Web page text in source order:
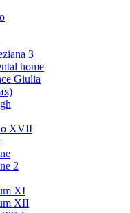
3
home
Giulia
XVII
2
XI
XII